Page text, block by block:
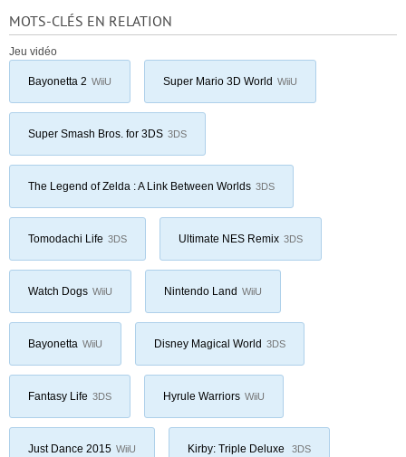
MOTS-CLÉS EN RELATION
Jeu vidéo
Bayonetta 2 WiiU Super Mario 3D World WiiU
Super Smash Bros. for 3DS 3DS
The Legend of Zelda : A Link Between Worlds 3DS
Tomodachi Life 3DS Ultimate NES Remix 3DS
Watch Dogs WiiU Nintendo Land WiiU
Bayonetta WiiU Disney Magical World 3DS
Fantasy Life 3DS Hyrule Warriors WiiU
Just Dance 2015 WiiU Kirby: Triple Deluxe 3DS